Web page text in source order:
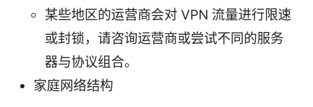
某些地区的运营商会对 VPN 流量进行限速
或封锁，请咨询运营商或尝试不同的服务
器与协议组合。
家庭网络结构